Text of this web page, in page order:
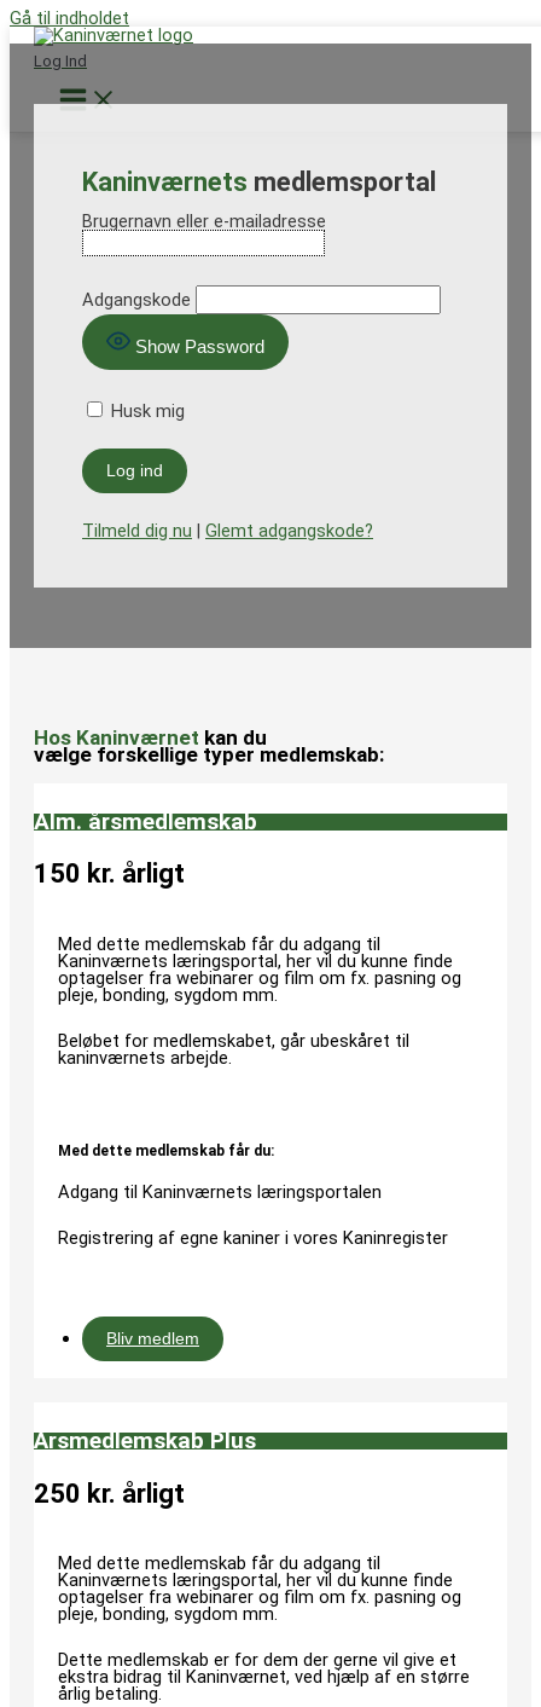
Gå til indholdet
Log Ind
Støt nu
Kaninværnets medlemsportal
Brugernavn eller e-mailadresse
Adgangskode
Show Password
Husk mig
Tilmeld dig nu | Glemt adgangskode?
Hos Kaninværnet kan du
vælge forskellige typer medlemskab:
Alm. årsmedlemskab
150 kr. årligt
Med dette medlemskab får du adgang til
Kaninværnets læringsportal, her vil du kunne finde
optagelser fra webinarer og film om fx. pasning og
pleje, bonding, sygdom mm.
Beløbet for medlemskabet, går ubeskåret til
kaninværnets arbejde.
Med dette medlemskab får du:
Adgang til Kaninværnets læringsportalen
Registrering af egne kaniner i vores Kaninregister
Bliv medlem
Årsmedlemskab Plus
250 kr. årligt
Med dette medlemskab får du adgang til
Kaninværnets læringsportal, her vil du kunne finde
optagelser fra webinarer og film om fx. pasning og
pleje, bonding, sygdom mm.
Dette medlemskab er for dem der gerne vil give et
ekstra bidrag til Kaninværnet, ved hjælp af en større
årlig betaling.